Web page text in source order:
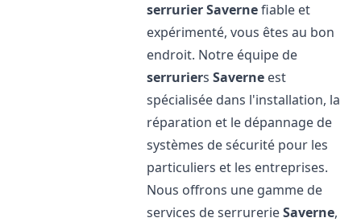
serrurierSavernefiable et
expérimenté, vous êtes au bon
endroit. Notre équipe de
serruriersSaverne est
spécialisée dans l'installation, la
réparation et le dépannage de
systèmes de sécurité pour les
particuliers et les entreprises.
Nous offrons une gamme de
services de serrurerieSaverne,